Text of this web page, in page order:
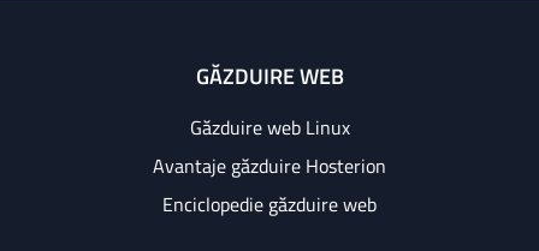
GĂZDUIRE WEB
Găzduire web Linux
Avantaje găzduire Hosterion
Enciclopedie găzduire web